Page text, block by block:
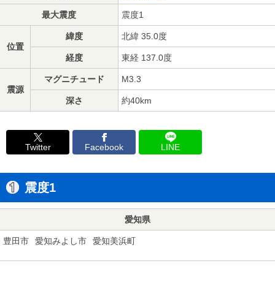
最大震度 震度1
位置
緯度 北緯 35.0度
経度 東経 137.0度
震源
マグニチュード M3.3
深さ 約40km
Twitter Facebook LINE
震度1
愛知県
豊田市 愛知みよし市 愛知美浜町